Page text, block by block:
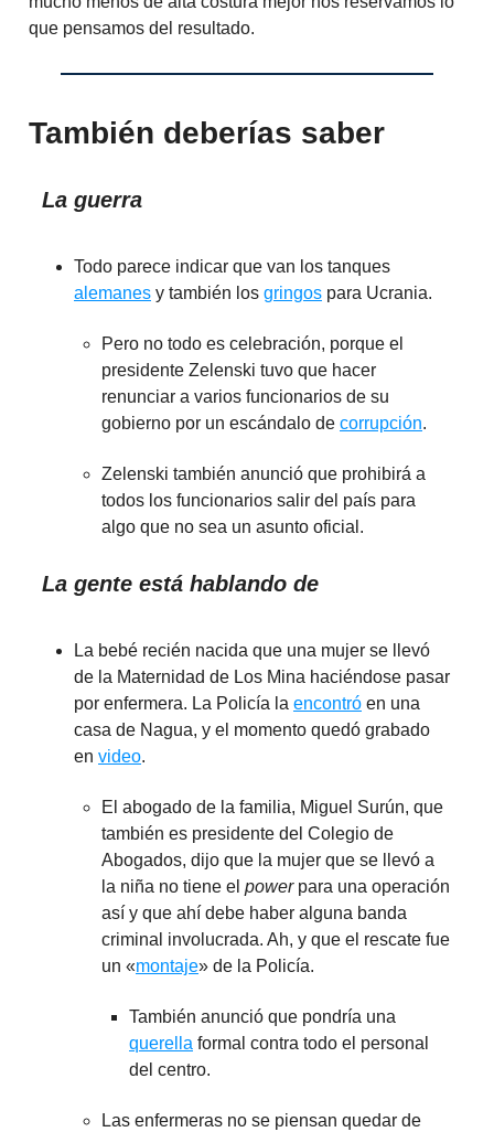
que pensamos del resultado.
También deberías saber
La guerra
Todo parece indicar que van los tanques
alemanes y también los gringos para Ucrania.
Pero no todo es celebración, porque el
presidente Zelenski tuvo que hacer
renunciar a varios funcionarios de su
gobierno por un escándalo de corrupción.
Zelenski también anunció que prohibirá a
todos los funcionarios salir del país para
algo que no sea un asunto oficial.
La gente está hablando de
La bebé recién nacida que una mujer se llevó
de la Maternidad de Los Mina haciéndose pasar
por enfermera. La Policía la encontró en una
casa de Nagua, y el momento quedó grabado
en video.
El abogado de la familia, Miguel Surún, que
también es presidente del Colegio de
Abogados, dijo que la mujer que se llevó a
la niña no tiene el powerpara una operación
así y que ahí debe haber alguna banda
criminal involucrada. Ah, y que el rescate fue
un «montaje» de la Policía.
También anunció que pondría una
querella formal contra todo el personal
del centro.
Las enfermeras no se piensan quedar de